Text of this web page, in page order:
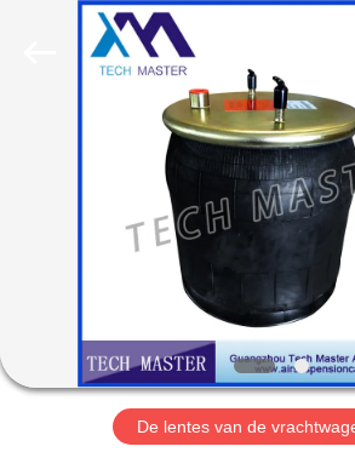
PRODUCTEN
OVER
ONS
De lentes van de